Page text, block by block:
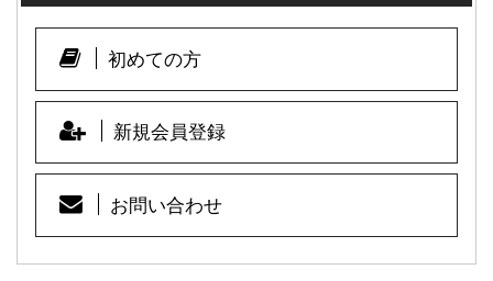
初めての方
新規会員登録
お問い合わせ